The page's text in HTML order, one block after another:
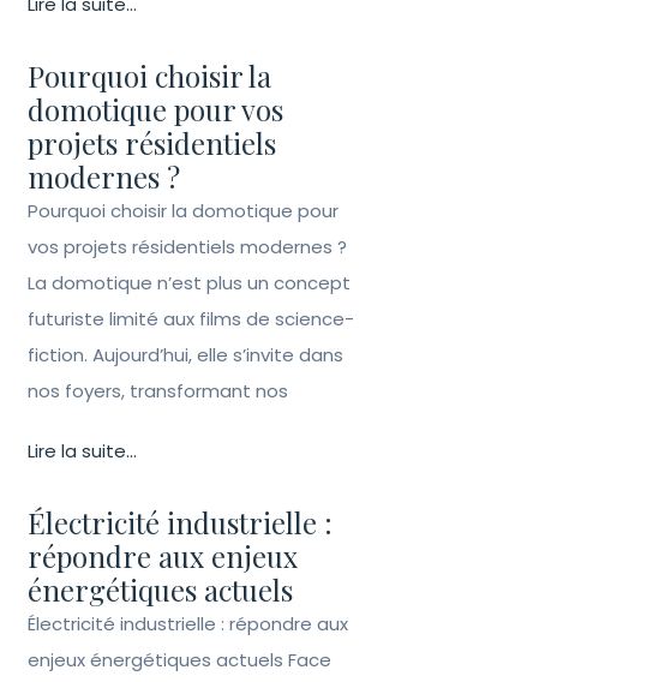
Pourquoi choisir la
domotique pour vos
projets résidentiels
modernes ?
Pourquoi choisir la domotique pour
vos projets résidentiels modernes ?
La domotique n’est plus un concept
futuriste limité aux films de science-
fiction. Aujourd’hui, elle s’invite dans
nos foyers, transformant nos
Lire la suite...
Électricité industrielle :
répondre aux enjeux
énergétiques actuels
Électricité industrielle : répondre aux
enjeux énergétiques actuels Face